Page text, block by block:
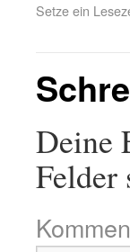
Setze ein
Deine
Felder